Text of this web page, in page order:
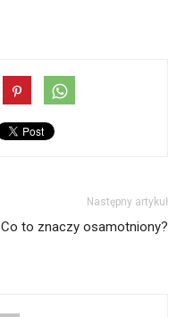
Następny artykuł
Co to znaczy osamotniony?